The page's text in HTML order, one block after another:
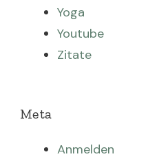
Yoga
Youtube
Zitate
Meta
Anmelden